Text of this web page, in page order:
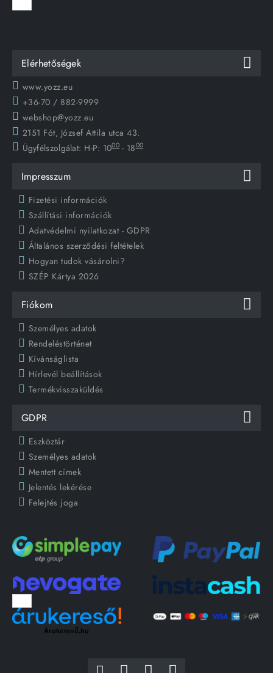
Elérhetőségek
www.yozz.eu
+36-70 / 882-9999
webshop@yozz.eu
2151 Fót, József Attila utca 43.
Ügyfélszolgálat: H-P: 1000 - 1800
Impresszum
Fizetési információk
Szállítási információk
Adatvédelmi nyilatkozat - GDPR
Általános szerződési feltételek
Hogyan tudok vásárolni?
SZÉP Kártya 2026
Fiókom
Személyes adatok
Rendeléstörténet
Kívánságlista
Hírlevél beállítások
Termékvisszaküldés
GDPR
Eszköztár
Személyes adatok
Mentett címek
Jelentés lekérése
Felejtés joga
Árukereső.hu